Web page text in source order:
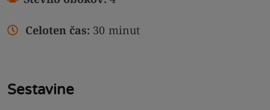
Celoten čas: 30 minut
Sestavine